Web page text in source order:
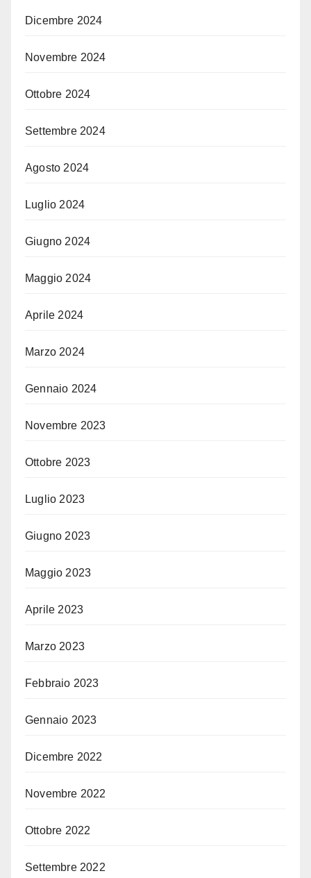
Dicembre 2024
Novembre 2024
Ottobre 2024
Settembre 2024
Agosto 2024
Luglio 2024
Giugno 2024
Maggio 2024
Aprile 2024
Marzo 2024
Gennaio 2024
Novembre 2023
Ottobre 2023
Luglio 2023
Giugno 2023
Maggio 2023
Aprile 2023
Marzo 2023
Febbraio 2023
Gennaio 2023
Dicembre 2022
Novembre 2022
Ottobre 2022
Settembre 2022